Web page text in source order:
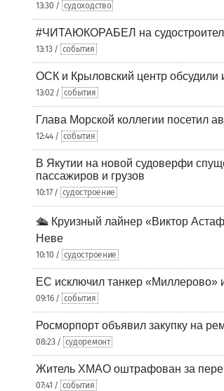
13:30 / судоходство
#ЧИТАЮКОРАБЕЛ на
13:13 / события
ОСК и Крыловский центр обсудили
13:02 / события
Глава Морской коллегии посетил
12:44 / события
В Якутии на новой судоверфи
пассажиров и грузов
10:17 / судостроение
🛳️ Круизный лайнер «Виктор
Неве
10:10 / судостроение
ЕС исключил танкер «Миллерово»
09:16 / события
Росморпорт объявил закупку на
08:23 / судоремонт
Житель ХМАО оштрафован за
07:41 / события